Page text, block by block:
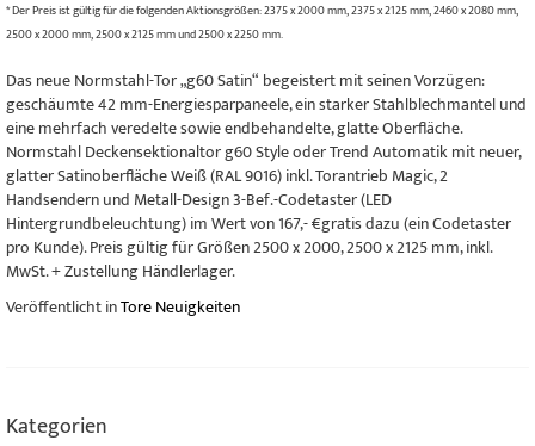
* Der Preis ist gültig für die folgenden Aktionsgrößen: 2375 x 2000 mm, 2375 x 2125 mm, 2460 x 2080 mm,
2500 x 2000 mm, 2500 x 2125 mm und 2500 x 2250 mm.
Das neue Normstahl-Tor „g60 Satin“ begeistert mit seinen Vorzügen:
geschäumte 42 mm-Energiesparpaneele, ein starker Stahlblechmantel und
eine mehrfach veredelte sowie endbehandelte, glatte Oberfläche.
Normstahl Deckensektionaltor g60 Style oder Trend Automatik mit neuer,
glatter Satinoberfläche Weiß (RAL 9016) inkl. Torantrieb Magic, 2
Handsendern und Metall-Design 3-Bef.-Codetaster (LED
Hintergrundbeleuchtung) im Wert von 167,- €gratis dazu (ein Codetaster
pro Kunde). Preis gültig für Größen 2500 x 2000, 2500 x 2125 mm, inkl.
MwSt. + Zustellung Händlerlager.
Veröffentlicht inTore Neuigkeiten
Kategorien